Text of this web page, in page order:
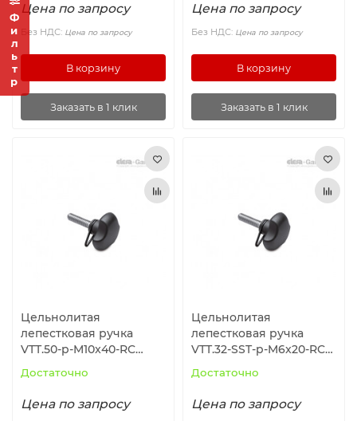
Фильтр
Цена по запросу
Без НДС: Цена по запросу
В корзину
Заказать в 1 клик
Цена по запросу
Без НДС: Цена по запросу
В корзину
Заказать в 1 клик
Цельнолитая
лепестковая ручка
VTT.50-p-M10x40-RC
Достаточно
Цена по запросу
Цельнолитая
лепестковая ручка
VTT.32-SST-p-M6x20-RC
Достаточно
Цена по запросу